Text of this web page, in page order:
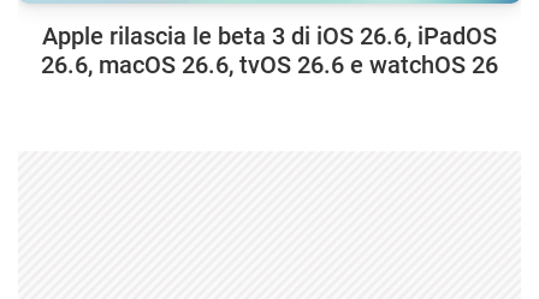
Apple rilascia le beta 3 di iOS 26.6, iPadOS
26.6, macOS 26.6, tvOS 26.6 e watchOS 26